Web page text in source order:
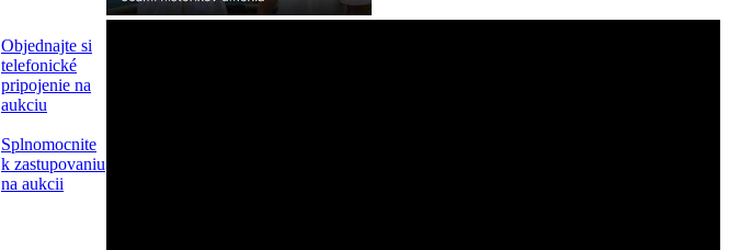
Objednajte si
telefonické
pripojenie na
aukciu
Splnomocnite
k zastupovaniu
na aukcii